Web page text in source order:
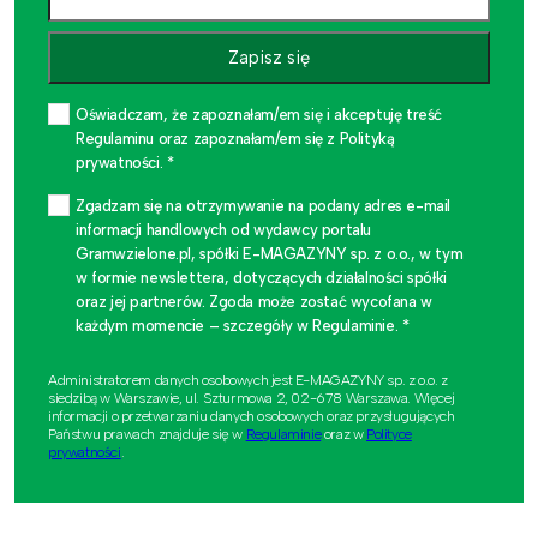
Zapisz się
Oświadczam, że zapoznałam/em się i akceptuję treść
Regulaminu oraz zapoznałam/em się z Polityką
prywatności. *
Zgadzam się na otrzymywanie na podany adres e-mail
informacji handlowych od wydawcy portalu
Gramwzielone.pl, spółki E-MAGAZYNY sp. z o.o., w tym
w formie newslettera, dotyczących działalności spółki
oraz jej partnerów. Zgoda może zostać wycofana w
każdym momencie – szczegóły w Regulaminie. *
Administratorem danych osobowych jest E-MAGAZYNY sp. z o.o. z
siedzibą w Warszawie, ul. Szturmowa 2, 02-678 Warszawa. Więcej
informacji o przetwarzaniu danych osobowych oraz przysługujących
Państwu prawach znajduje się w Regulaminieoraz w Polityce
prywatności